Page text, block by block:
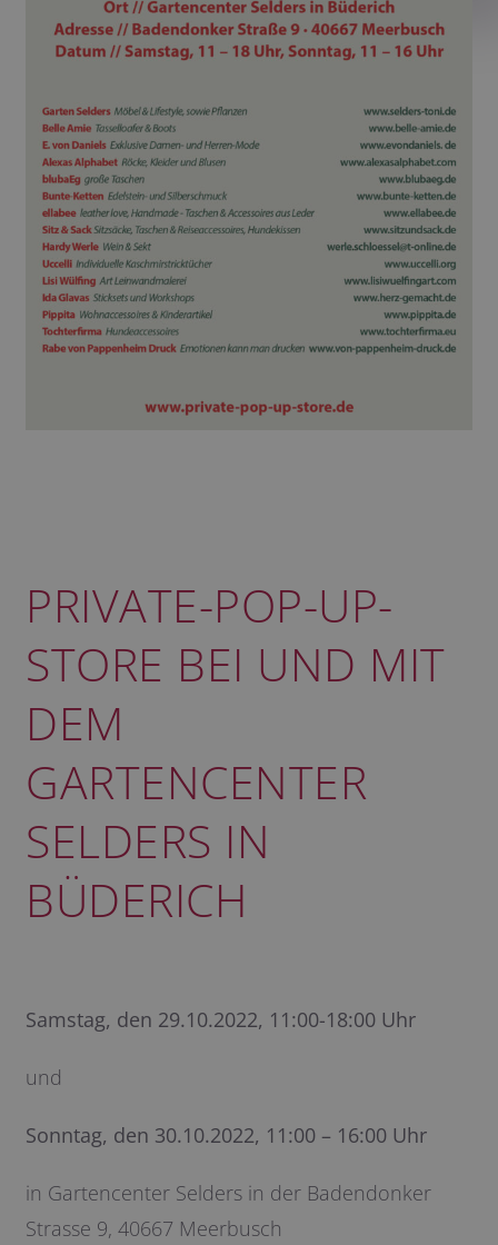
PRIVATE-POP-UP-
STORE BEI UND MIT
DEM
GARTENCENTER
SELDERS IN
BÜDERICH
Samstag, den 29.10.2022, 11:00-18:00 Uhr
und
Sonntag, den 30.10.2022, 11:00 – 16:00 Uhr
in Gartencenter Selders in der Badendonker
Strasse 9, 40667 Meerbusch